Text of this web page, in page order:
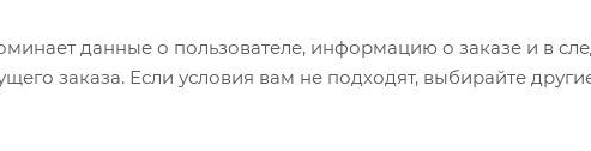
данные о пользователе, информацию о заказе и в
заказа. Если условия вам не подходят, выбирайте